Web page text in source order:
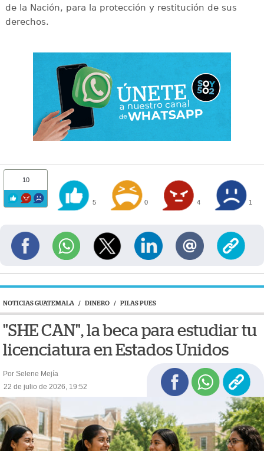
de la Nación, para la protección y restitución de sus
derechos.
10
5 0 4 1
NOTICIAS GUATEMALA / DINERO / PILAS PUES
"SHE CAN", la beca para estudiar tu
licenciatura en Estados Unidos
Por Selene Mejía
22 de julio de 2026, 19:52